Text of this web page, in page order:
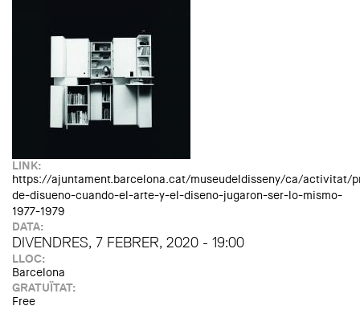
LINK:
https://ajuntament.barcelona.cat/museudeldisseny/ca/activitat/
de-disueno-cuando-el-arte-y-el-diseno-jugaron-ser-lo-mismo-
1977-1979
DATA:
DIVENDRES, 7 FEBRER, 2020 - 19:00
LLOC:
Barcelona
GRATUÏTAT:
Free